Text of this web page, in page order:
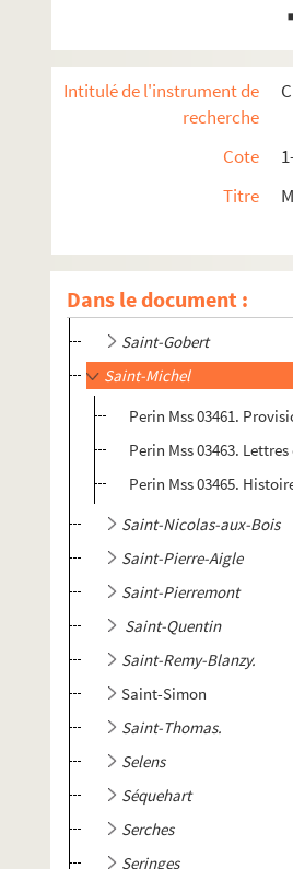
Intitulé de l'instrument de
recherche
Cote
Titre
Dans le document :
Romery
Rouvroy
Rozoy-sur-Serre
Saint-Christophe-à-Berry
Saint-Gobain
Saint-Gobert
Saint-Michel
Perin Mss 03461.
Perin Mss 03463.
Perin Mss 03465.
Saint-Nicolas-aux-Bois
Saint-Pierre-Aigle
Saint-Pierremont
Saint-Quentin
Saint-Remy-Blanzy.
Saint-Simon
Saint-Thomas.
Selens
Séquehart
Serches
Seringes